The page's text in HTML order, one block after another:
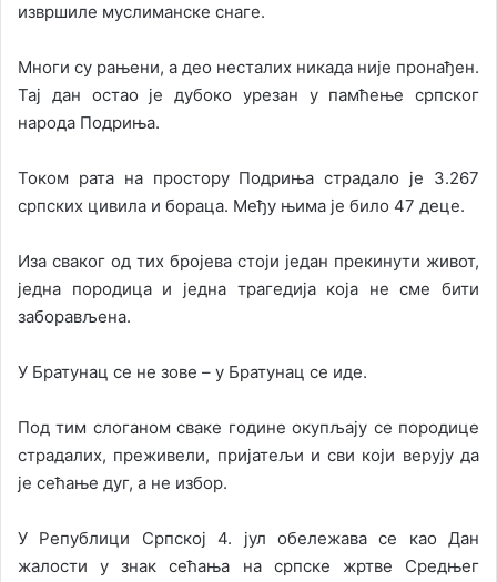
извршиле муслиманске снаге.
Многи су рањени, а део несталих никада није пронађен.
Тај дан остао је дубоко урезан у памћење српског
народа Подриња.
Током рата на простору Подриња страдало је 3.267
српских цивила и бораца. Међу њима је било 47 деце.
Иза сваког од тих бројева стоји један прекинути живот,
једна породица и једна трагедија која не сме бити
заборављена.
У Братунац се не зове – у Братунац се иде.
Под тим слоганом сваке године окупљају се породице
страдалих, преживели, пријатељи и сви који верују да
је сећање дуг, а не избор.
У Републици Српској 4. јул обележава се као Дан
жалости у знак сећања на српске жртве Средњег